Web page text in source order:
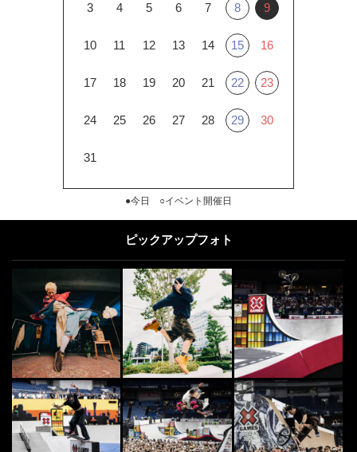
3 4 5 6 7 8 9
10 11 12 13 14 15 16
17 18 19 20 21 22 23
24 25 26 27 28 29 30
31
●今日 ○イベント開催日
ピックアップフォト